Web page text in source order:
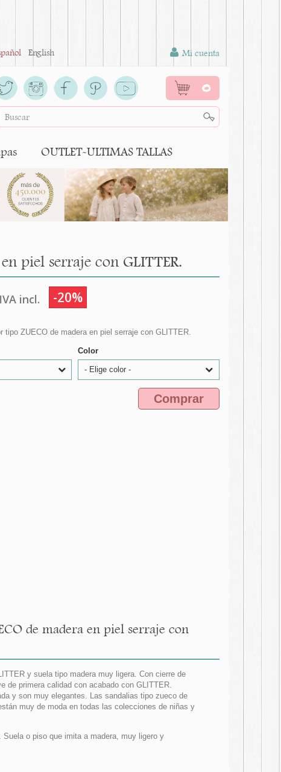
English Mi cuenta
0
OUTLET-ULTIMAS TALLAS
piel serraje con GLITTER.
IVA incl. -20%
tipo ZUECO de madera en piel serraje con GLITTER.
Color
- Elige color -
Comprar
de madera en piel serraje con
y suela tipo madera muy ligera. Con cierre de
de primera calidad con acabado con GLITTER.
y son muy elegantes. Las sandalias tipo zueco de
muy de moda en todas las colecciones de niñas y
o piso que imita a madera, muy ligero y